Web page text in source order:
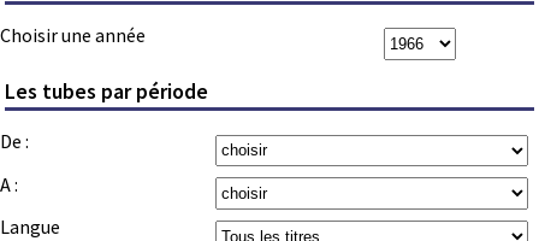
Choisir une année
Les tubes par période
De :
A :
Langue